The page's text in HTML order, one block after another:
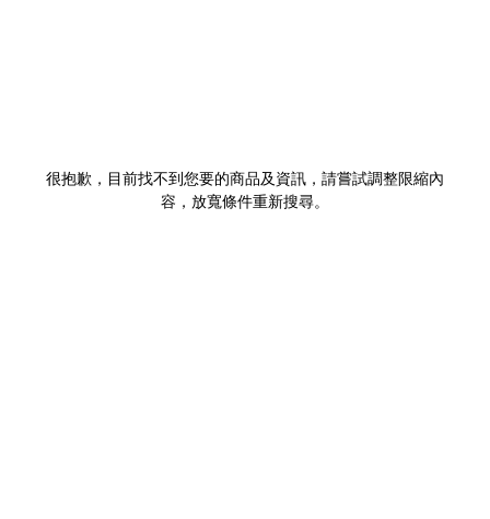
很抱歉，目前找不到您要的商品及資訊，請嘗試調整限縮內
容，放寬條件重新搜尋。